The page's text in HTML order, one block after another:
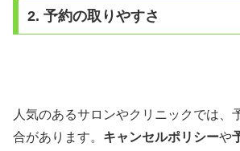
2. 予約の取りやすさ
人気のあるサロンやクリニックでは、
合があります。 キャンセルポリシーや